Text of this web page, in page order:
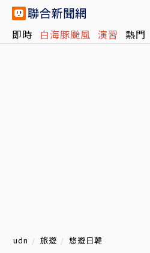
即時 白海豚颱風 演習 熱門
udn 旅遊 悠遊日韓